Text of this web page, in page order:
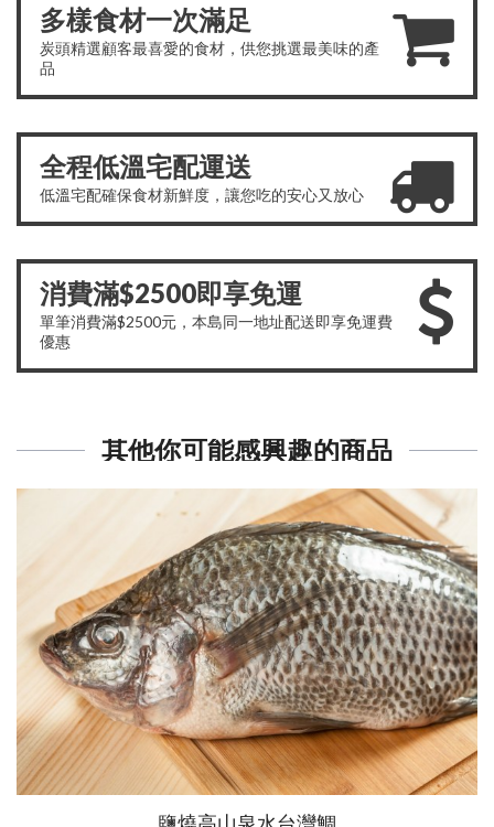
多樣食材一次滿足
炭頭精選顧客最喜愛的食材，供您挑選最美味的產
品
全程低溫宅配運送
低溫宅配確保食材新鮮度，讓您吃的安心又放心
消費滿$2500即享免運
單筆消費滿$2500元，本島同一地址配送即享免運費
優惠
其他你可能感興趣的商品